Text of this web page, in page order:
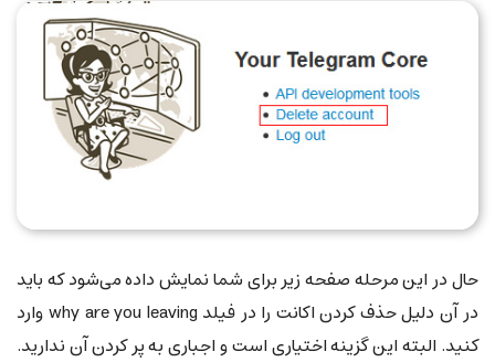
حال در این مرحله صفحه زیر برای شما نمایش داده می‌شود که باید
در آن دلیل حذف کردن اکانت را در فیلد why are you leaving وارد
کنید. البته این گزینه اختیاری است و اجباری به پر کردن آن ندارید.